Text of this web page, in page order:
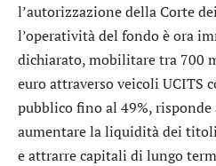
l’autorizzazione della Corte
l’operatività del fondo è ora
dichiarato, mobilitare tra 700
euro attraverso veicoli UCITS
pubblico fino al 49%, risponde
aumentare la liquidità dei
e attrarre capitali di lungo